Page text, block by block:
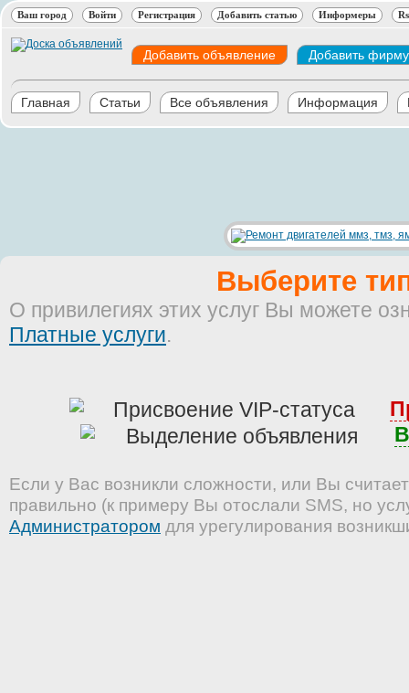
Ваш город Войти Регистрация Добавить статью Информеры
Добавить объявление Добавить фирму
Главная Статьи Все объявления Информация
Выберите
О привилегиях этих услуг Вы можете
Платные услуги.
Если у Вас возникли сложности, или Вы
правильно (к примеру Вы отослали SMS, но
Администратором для урегулирования